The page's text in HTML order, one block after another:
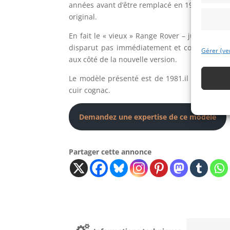
Gérer
années avant d’être remplacé en 1994
original.
En fait le « vieux » Range Rover –
disparut pas immédiatement et continua
aux côté de la nouvelle version.
Le modèle présenté est de 1981.il a été
cuir cognac.
Demandez une expertise de ce modèle
Partager cette annonce